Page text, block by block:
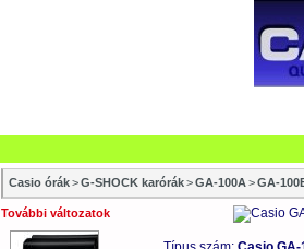
Casio órák>G-SHOCK karórák>GA-100A>GA-
További változatok